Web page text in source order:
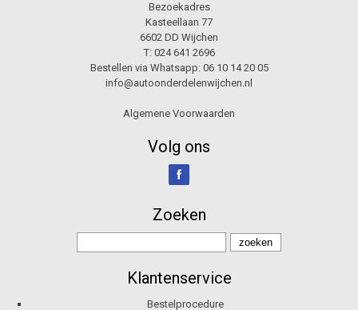
Bezoekadres
Kasteellaan 77
6602 DD Wijchen
T: 024 641 2696
Bestellen via Whatsapp: 06 10 14 20 05
info@autoonderdelenwijchen.nl
Algemene Voorwaarden
Volg ons
Zoeken
Klantenservice
Bestelprocedure